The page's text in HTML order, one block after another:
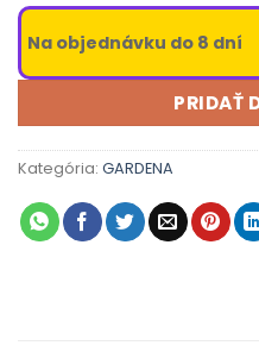
Na objednávku do 8 dní
PRIDAŤ
Kategória: GARDENA